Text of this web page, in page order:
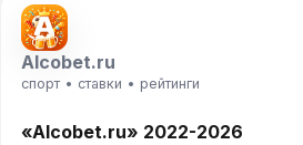
Alcobet.ru
спорт • ставки • рейтинги
«Alcobet.ru» 2022-2026